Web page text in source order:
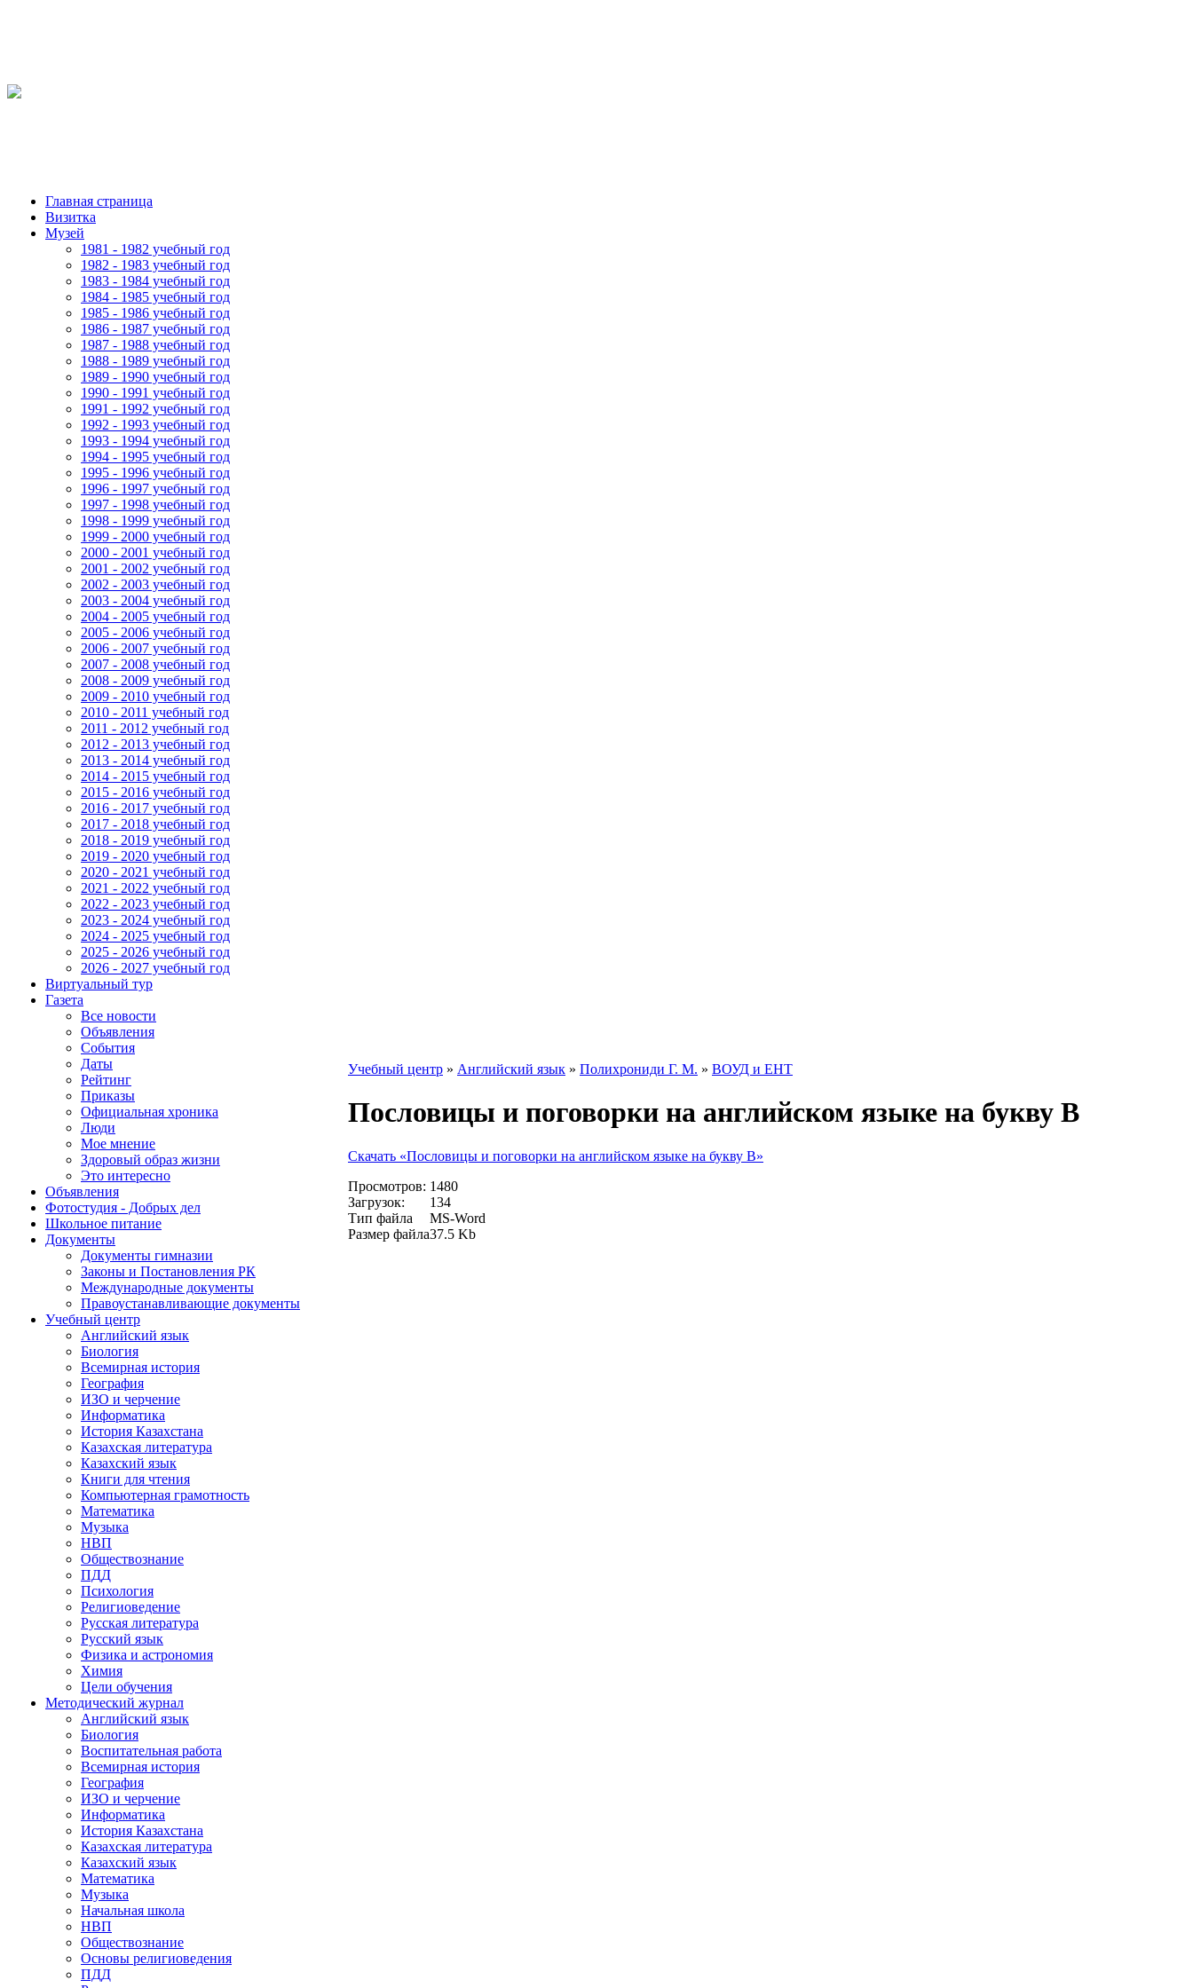
Главная страница
Визитка
Музей
1981 - 1982 учебный год
1982 - 1983 учебный год
1983 - 1984 учебный год
1984 - 1985 учебный год
1985 - 1986 учебный год
1986 - 1987 учебный год
1987 - 1988 учебный год
1988 - 1989 учебный год
1989 - 1990 учебный год
1990 - 1991 учебный год
1991 - 1992 учебный год
1992 - 1993 учебный год
1993 - 1994 учебный год
1994 - 1995 учебный год
1995 - 1996 учебный год
1996 - 1997 учебный год
1997 - 1998 учебный год
1998 - 1999 учебный год
1999 - 2000 учебный год
2000 - 2001 учебный год
2001 - 2002 учебный год
2002 - 2003 учебный год
2003 - 2004 учебный год
2004 - 2005 учебный год
2005 - 2006 учебный год
2006 - 2007 учебный год
2007 - 2008 учебный год
2008 - 2009 учебный год
2009 - 2010 учебный год
2010 - 2011 учебный год
2011 - 2012 учебный год
2012 - 2013 учебный год
2013 - 2014 учебный год
2014 - 2015 учебный год
2015 - 2016 учебный год
2016 - 2017 учебный год
2017 - 2018 учебный год
2018 - 2019 учебный год
2019 - 2020 учебный год
2020 - 2021 учебный год
2021 - 2022 учебный год
2022 - 2023 учебный год
2023 - 2024 учебный год
2024 - 2025 учебный год
2025 - 2026 учебный год
2026 - 2027 учебный год
Виртуальный тур
Газета
Все новости
Объявления
События
Даты
Рейтинг
Приказы
Официальная хроника
Люди
Мое мнение
Здоровый образ жизни
Это интересно
Объявления
Фотостудия - Добрых дел
Школьное питание
Документы
Документы гимназии
Законы и Постановления РК
Международные документы
Правоустанавливающие документы
Учебный центр
Английский язык
Биология
Всемирная история
География
ИЗО и черчение
Информатика
История Казахстана
Казахская литература
Казахский язык
Книги для чтения
Компьютерная грамотность
Математика
Музыка
НВП
Обществознание
ПДД
Психология
Религиоведение
Русская литература
Русский язык
Физика и астрономия
Химия
Цели обучения
Методический журнал
Английский язык
Биология
Воспитательная работа
Всемирная история
География
ИЗО и черчение
Информатика
История Казахстана
Казахская литература
Казахский язык
Математика
Музыка
Начальная школа
НВП
Обществознание
Основы религиоведения
ПДД
Учебный центр » Английский язык » Полихрониди Г. М. » ВОУД и ЕНТ
Пословицы и поговорки на английском языке на букву B
Скачать «Пословицы и поговорки на английском языке на букву B»
Просмотров: 1480
Загрузок:
134
Тип файла
MS-Word
Размер файла37.5 Kb